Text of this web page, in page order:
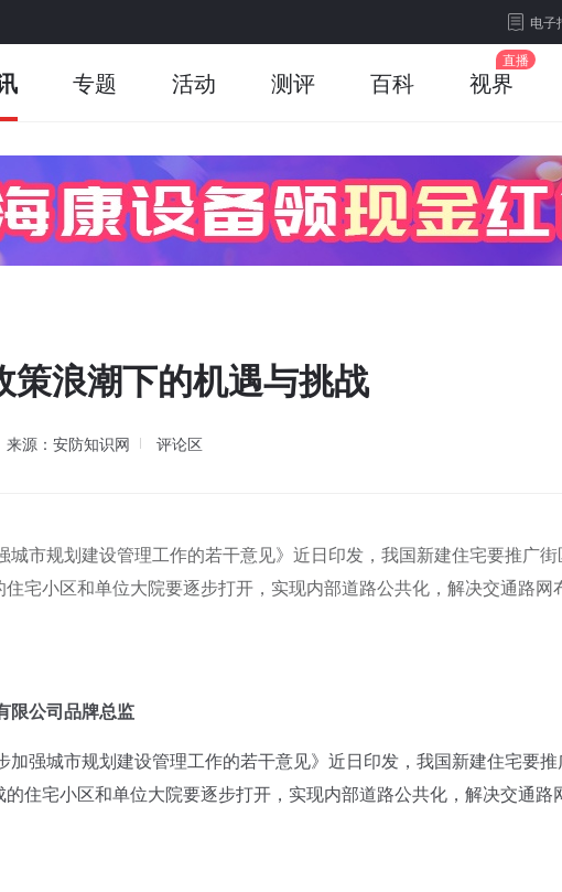
电子
专题 活动 测评 百科 视界
浪潮下的机遇与挑战
来源：安防知识网 评论区
市规划建设管理工作的若干意见》近日印发，我国新建住宅要推广
宅小区和单位大院要逐步打开，实现内部道路公共化，解决交通路网
公司品牌总监
强城市规划建设管理工作的若干意见》近日印发，我国新建住宅要推
住宅小区和单位大院要逐步打开，实现内部道路公共化，解决交通路